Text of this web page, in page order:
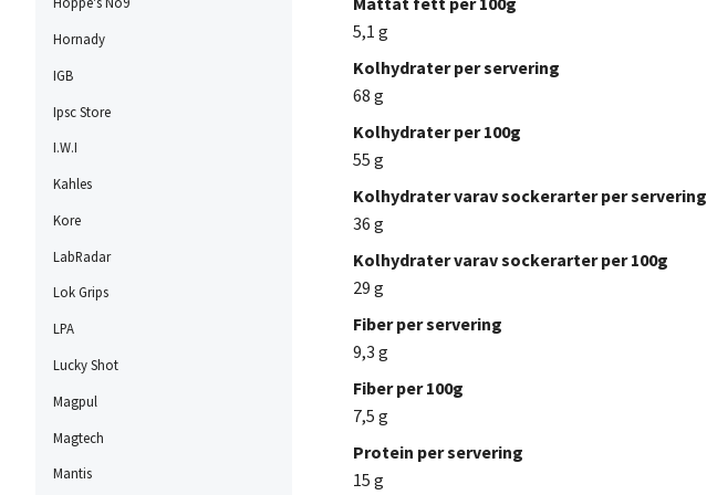
Hornady
IGB
Ipsc Store
I.W.I
Kahles
Kore
LabRadar
Lok Grips
LPA
Lucky Shot
Magpul
Magtech
Mantis
5,1 g
Kolhydrater per servering
68 g
Kolhydrater per 100g
55 g
Kolhydrater varav sockerarter per servering
36 g
Kolhydrater varav sockerarter per 100g
29 g
Fiber per servering
9,3 g
Fiber per 100g
7,5 g
Protein per servering
15 g